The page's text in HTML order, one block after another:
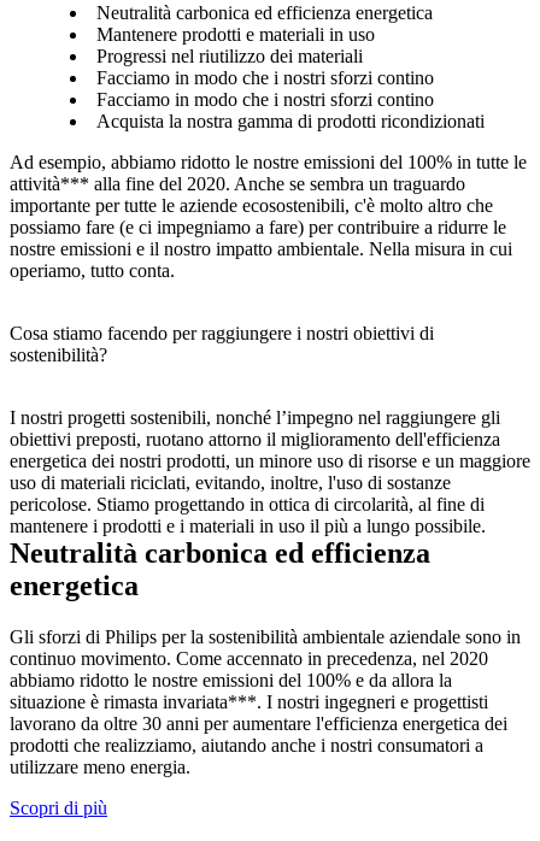
Neutralità carbonica ed efficienza energetica
Mantenere prodotti e materiali in uso
Progressi nel riutilizzo dei materiali
Facciamo in modo che i nostri sforzi contino
Facciamo in modo che i nostri sforzi contino
Acquista la nostra gamma di prodotti ricondizionati
Ad esempio, abbiamo ridotto le nostre emissioni del 100% in tutte le
attività*** alla fine del 2020. Anche se sembra un traguardo
importante per tutte le aziende ecosostenibili, c'è molto altro che
possiamo fare (e ci impegniamo a fare) per contribuire a ridurre le
nostre emissioni e il nostro impatto ambientale. Nella misura in cui
operiamo, tutto conta.
Cosa stiamo facendo per raggiungere i nostri obiettivi di
sostenibilità?
I nostri progetti sostenibili, nonché l’impegno nel raggiungere gli
obiettivi preposti, ruotano attorno il miglioramento dell'efficienza
energetica dei nostri prodotti, un minore uso di risorse e un maggiore
uso di materiali riciclati, evitando, inoltre, l'uso di sostanze
pericolose. Stiamo progettando in ottica di circolarità, al fine di
mantenere i prodotti e i materiali in uso il più a lungo possibile.
Neutralità carbonica ed efficienza
energetica
Gli sforzi di Philips per la sostenibilità ambientale aziendale sono in
continuo movimento. Come accennato in precedenza, nel 2020
abbiamo ridotto le nostre emissioni del 100% e da allora la
situazione è rimasta invariata***. I nostri ingegneri e progettisti
lavorano da oltre 30 anni per aumentare l'efficienza energetica dei
prodotti che realizziamo, aiutando anche i nostri consumatori a
utilizzare meno energia.
Scopri di più